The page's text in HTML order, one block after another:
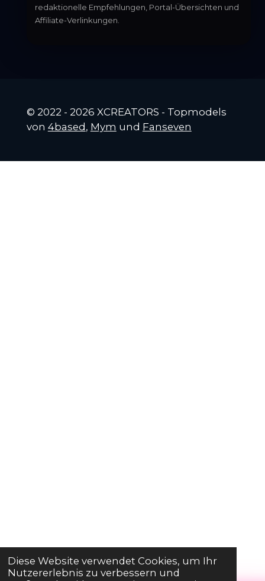
Diese Website verwendet Cookies, um Ihr
Nutzererlebnis zu verbessern und
redaktionelle Empfehlungen, Portal-Übersichten und
Affiliate-Verlinkungen.
© 2022 - 2026 XCREATORS - Topmodels
von 4based , Mym und Fanseven